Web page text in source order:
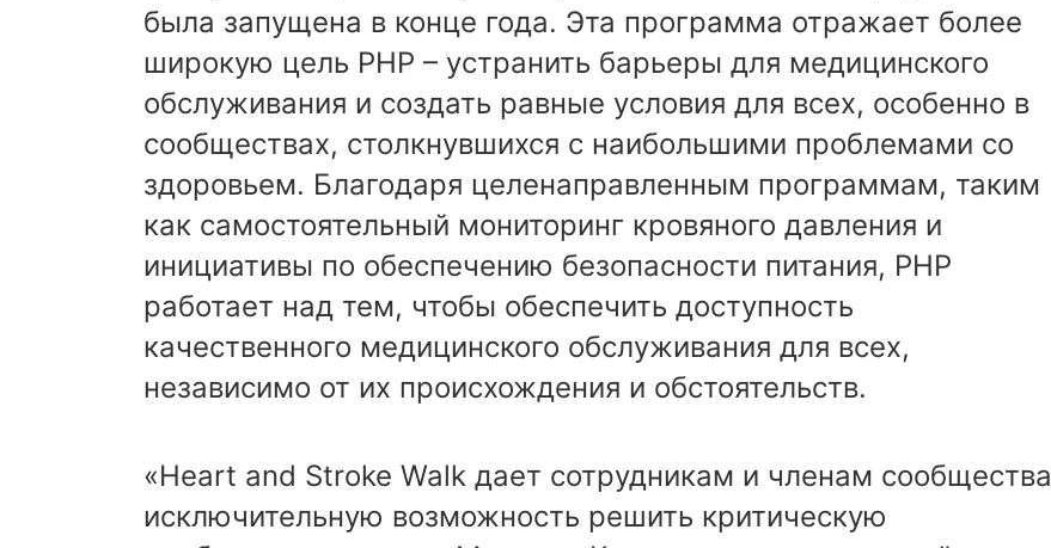
была запущена в конце года. Эта программа отражает более
широкую цель PHP – устранить барьеры для медицинского
обслуживания и создать равные условия для всех, особенно в
сообществах, столкнувшихся с наибольшими проблемами со
здоровьем. Благодаря целенаправленным программам, таким
как самостоятельный мониторинг кровяного давления и
инициативы по обеспечению безопасности питания, PHP
работает над тем, чтобы обеспечить доступность
качественного медицинского обслуживания для всех,
независимо от их происхождения и обстоятельств.
«Heart and Stroke Walk дает сотрудникам и членам сообщества
исключительную возможность решить критическую